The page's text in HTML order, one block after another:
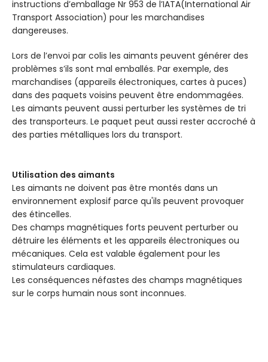
instructions d’emballage Nr 953 de l’IATA(International Air
Transport Association) pour les marchandises
dangereuses.
Lors de l’envoi par colis les aimants peuvent générer des
problèmes s’ils sont mal emballés. Par exemple, des
marchandises (appareils électroniques, cartes à puces)
dans des paquets voisins peuvent être endommagées.
Les aimants peuvent aussi perturber les systèmes de tri
des transporteurs. Le paquet peut aussi rester accroché à
des parties métalliques lors du transport.
Utilisation des aimants
Les aimants ne doivent pas être montés dans un
environnement explosif parce qu'ils peuvent provoquer
des étincelles.
Des champs magnétiques forts peuvent perturber ou
détruire les éléments et les appareils électroniques ou
mécaniques. Cela est valable également pour les
stimulateurs cardiaques.
Les conséquences néfastes des champs magnétiques
sur le corps humain nous sont inconnues.